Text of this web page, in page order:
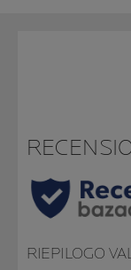
RIEPILOGO